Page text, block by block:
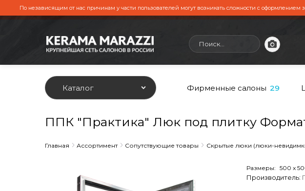
По независящим от нас причинам у части пользователей могут возникать сложности с оформлением
Каталог Фирменные салоны 29
ППК "Практика" Люк под плитку
Главная Ассортимент Сопутствующие товары Скрытые люки (люки-
Размеры: 500 x
Производитель: